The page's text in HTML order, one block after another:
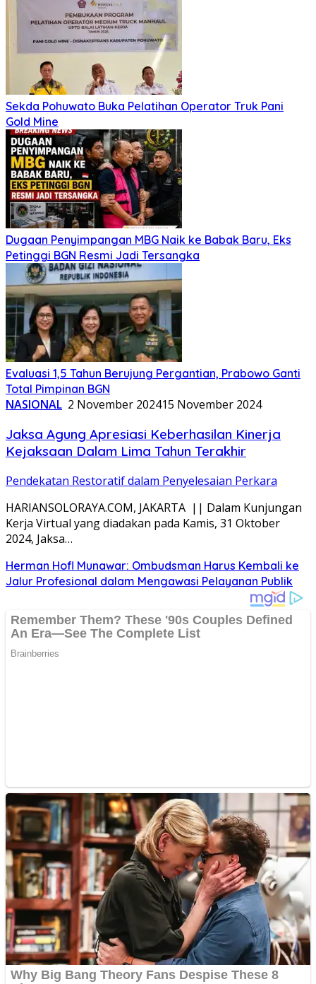
Sekda Pohuwato Buka Pelatihan Operator Truk Pani
Gold Mine
Dugaan Penyimpangan MBG Naik ke Babak Baru, Eks
Petinggi BGN Resmi Jadi Tersangka
Evaluasi 1,5 Tahun Berujung Pergantian, Prabowo Ganti
Total Pimpinan BGN
NASIONAL 2 November 202415 November 2024
Jaksa Agung Apresiasi Keberhasilan Kinerja
Kejaksaan Dalam Lima Tahun Terakhir
Pendekatan Restoratif dalam Penyelesaian Perkara
HARIANSOLORAYA.COM, JAKARTA || Dalam Kunjungan
Kerja Virtual yang diadakan pada Kamis, 31 Oktober
2024, Jaksa…
Herman Hofl Munawar: Ombudsman Harus Kembali ke
Jalur Profesional dalam Mengawasi Pelayanan Publik